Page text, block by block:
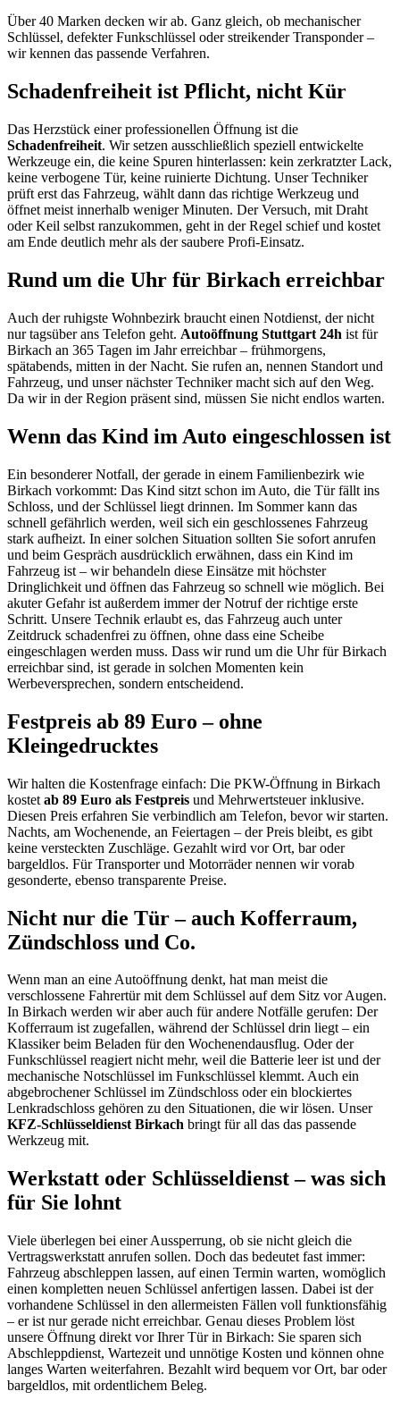
Über 40 Marken decken wir ab. Ganz gleich, ob mechanischer
Schlüssel, defekter Funkschlüssel oder streikender Transponder –
wir kennen das passende Verfahren.
Schadenfreiheit ist Pflicht, nicht Kür
Das Herzstück einer professionellen Öffnung ist die
Schadenfreiheit. Wir setzen ausschließlich speziell entwickelte
Werkzeuge ein, die keine Spuren hinterlassen: kein zerkratzter Lack,
keine verbogene Tür, keine ruinierte Dichtung. Unser Techniker
prüft erst das Fahrzeug, wählt dann das richtige Werkzeug und
öffnet meist innerhalb weniger Minuten. Der Versuch, mit Draht
oder Keil selbst ranzukommen, geht in der Regel schief und kostet
am Ende deutlich mehr als der saubere Profi-Einsatz.
Rund um die Uhr für Birkach erreichbar
Auch der ruhigste Wohnbezirk braucht einen Notdienst, der nicht
nur tagsüber ans Telefon geht. Autoöffnung Stuttgart 24h ist für
Birkach an 365 Tagen im Jahr erreichbar – frühmorgens,
spätabends, mitten in der Nacht. Sie rufen an, nennen Standort und
Fahrzeug, und unser nächster Techniker macht sich auf den Weg.
Da wir in der Region präsent sind, müssen Sie nicht endlos warten.
Wenn das Kind im Auto eingeschlossen ist
Ein besonderer Notfall, der gerade in einem Familienbezirk wie
Birkach vorkommt: Das Kind sitzt schon im Auto, die Tür fällt ins
Schloss, und der Schlüssel liegt drinnen. Im Sommer kann das
schnell gefährlich werden, weil sich ein geschlossenes Fahrzeug
stark aufheizt. In einer solchen Situation sollten Sie sofort anrufen
und beim Gespräch ausdrücklich erwähnen, dass ein Kind im
Fahrzeug ist – wir behandeln diese Einsätze mit höchster
Dringlichkeit und öffnen das Fahrzeug so schnell wie möglich. Bei
akuter Gefahr ist außerdem immer der Notruf der richtige erste
Schritt. Unsere Technik erlaubt es, das Fahrzeug auch unter
Zeitdruck schadenfrei zu öffnen, ohne dass eine Scheibe
eingeschlagen werden muss. Dass wir rund um die Uhr für Birkach
erreichbar sind, ist gerade in solchen Momenten kein
Werbeversprechen, sondern entscheidend.
Festpreis ab 89 Euro – ohne
Kleingedrucktes
Wir halten die Kostenfrage einfach: Die PKW-Öffnung in Birkach
kostet ab 89 Euro als Festpreis und Mehrwertsteuer inklusive.
Diesen Preis erfahren Sie verbindlich am Telefon, bevor wir starten.
Nachts, am Wochenende, an Feiertagen – der Preis bleibt, es gibt
keine versteckten Zuschläge. Gezahlt wird vor Ort, bar oder
bargeldlos. Für Transporter und Motorräder nennen wir vorab
gesonderte, ebenso transparente Preise.
Nicht nur die Tür – auch Kofferraum,
Zündschloss und Co.
Wenn man an eine Autoöffnung denkt, hat man meist die
verschlossene Fahrertür mit dem Schlüssel auf dem Sitz vor Augen.
In Birkach werden wir aber auch für andere Notfälle gerufen: Der
Kofferraum ist zugefallen, während der Schlüssel drin liegt – ein
Klassiker beim Beladen für den Wochenendausflug. Oder der
Funkschlüssel reagiert nicht mehr, weil die Batterie leer ist und der
mechanische Notschlüssel im Funkschlüssel klemmt. Auch ein
abgebrochener Schlüssel im Zündschloss oder ein blockiertes
Lenkradschloss gehören zu den Situationen, die wir lösen. Unser
KFZ-Schlüsseldienst Birkach bringt für all das das passende
Werkzeug mit.
Werkstatt oder Schlüsseldienst – was sich
für Sie lohnt
Viele überlegen bei einer Aussperrung, ob sie nicht gleich die
Vertragswerkstatt anrufen sollen. Doch das bedeutet fast immer:
Fahrzeug abschleppen lassen, auf einen Termin warten, womöglich
einen kompletten neuen Schlüssel anfertigen lassen. Dabei ist der
vorhandene Schlüssel in den allermeisten Fällen voll funktionsfähig
– er ist nur gerade nicht erreichbar. Genau dieses Problem löst
unsere Öffnung direkt vor Ihrer Tür in Birkach: Sie sparen sich
Abschleppdienst, Wartezeit und unnötige Kosten und können ohne
langes Warten weiterfahren. Bezahlt wird bequem vor Ort, bar oder
bargeldlos, mit ordentlichem Beleg.